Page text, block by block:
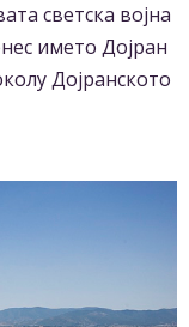
светска војна
името Дојран
Дојранското